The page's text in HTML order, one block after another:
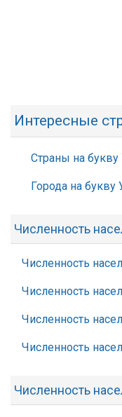
Интересные
Страны на букву
Города на букву
Численность
Численность
Численность
Численность
Численность
Численность